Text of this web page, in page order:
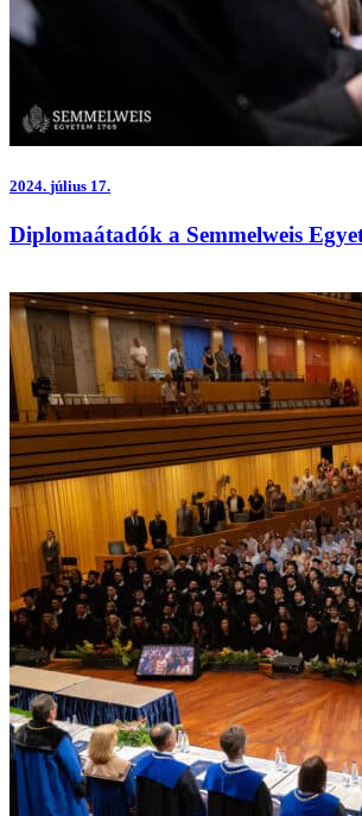
2024. július 17.
Diplomaátadók a Semmelweis